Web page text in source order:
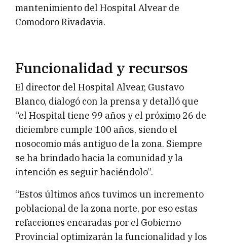
mantenimiento del Hospital Alvear de
Comodoro Rivadavia.
Funcionalidad y recursos
El director del Hospital Alvear, Gustavo
Blanco, dialogó con la prensa y detalló que
“el Hospital tiene 99 años y el próximo 26 de
diciembre cumple 100 años, siendo el
nosocomio más antiguo de la zona. Siempre
se ha brindado hacia la comunidad y la
intención es seguir haciéndolo”.
“Estos últimos años tuvimos un incremento
poblacional de la zona norte, por eso estas
refacciones encaradas por el Gobierno
Provincial optimizarán la funcionalidad y los